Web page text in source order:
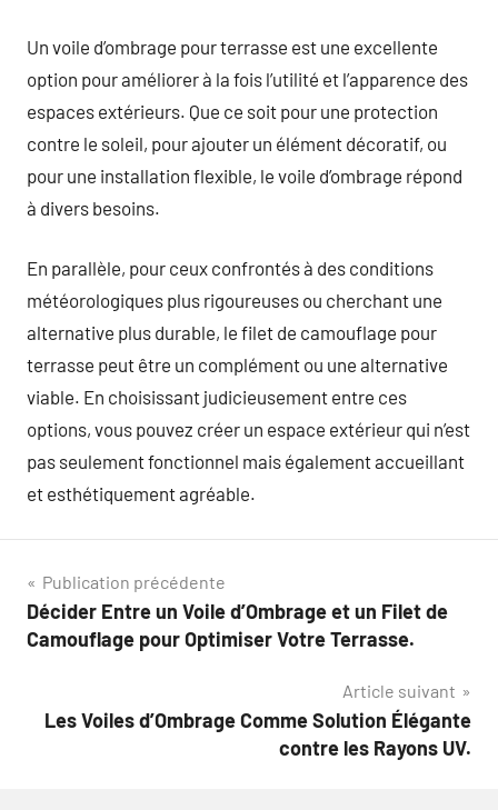
Un voile d’ombrage pour terrasse est une excellente
option pour améliorer à la fois l’utilité et l’apparence des
espaces extérieurs. Que ce soit pour une protection
contre le soleil, pour ajouter un élément décoratif, ou
pour une installation flexible, le voile d’ombrage répond
à divers besoins.
En parallèle, pour ceux confrontés à des conditions
météorologiques plus rigoureuses ou cherchant une
alternative plus durable, le filet de camouflage pour
terrasse peut être un complément ou une alternative
viable. En choisissant judicieusement entre ces
options, vous pouvez créer un espace extérieur qui n’est
pas seulement fonctionnel mais également accueillant
et esthétiquement agréable.
Navigation
de
Publication précédente
Décider Entre un Voile d’Ombrage et un Filet de
Camouflage pour Optimiser Votre Terrasse.
Article suivant
Les Voiles d’Ombrage Comme Solution Élégante
contre les Rayons UV.